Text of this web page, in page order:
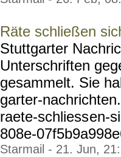
Räte schließen
Stuttgarter
Unterschriften
gesammelt. Sie
garter-
raete-schliessen-
808e-
Starmail - 21. Jun,